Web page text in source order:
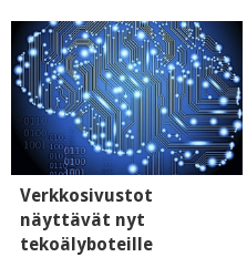
Verkkosivustot
näyttävät nyt
tekoälyboteille